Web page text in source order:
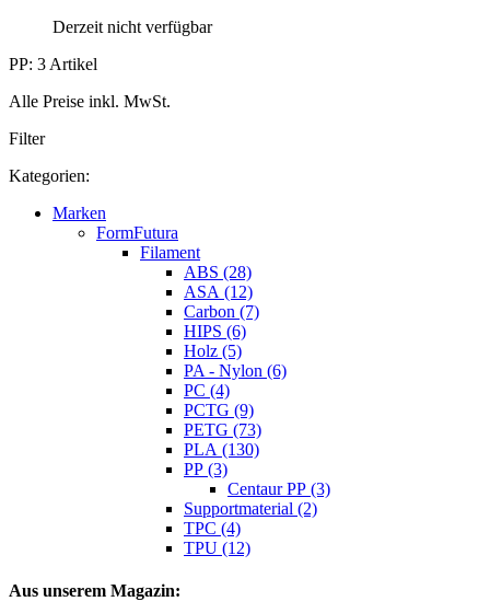
Derzeit nicht verfügbar
PP: 3 Artikel
Alle Preise inkl. MwSt.
Filter
Kategorien:
Marken
FormFutura
Filament
ABS (28)
ASA (12)
Carbon (7)
HIPS (6)
Holz (5)
PA - Nylon (6)
PC (4)
PCTG (9)
PETG (73)
PLA (130)
PP (3)
Centaur PP (3)
Supportmaterial (2)
TPC (4)
TPU (12)
Aus unserem Magazin: